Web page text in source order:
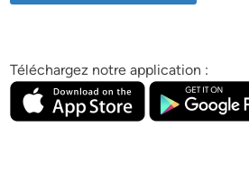
Téléchargez notre application :